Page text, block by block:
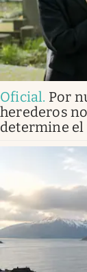
Oficial. Por
herederos
determine